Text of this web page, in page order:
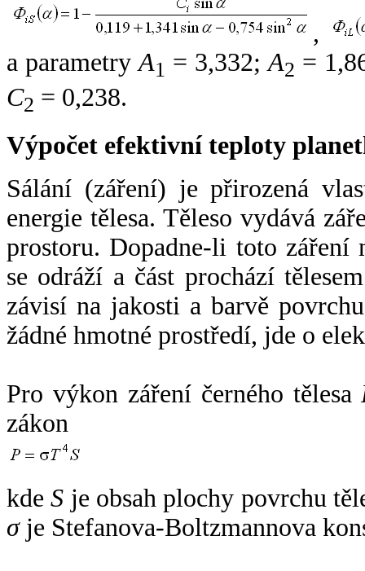
,
a parametryA1 = 3,332;A2 =
C2 = 0,238.
Výpočet efektivní teploty
Sálání (záření) je přirozená
energie tělesa. Těleso vydává
prostoru. Dopadne-li toto záření
se odráží a část prochází
závisí na jakosti a barvě
žádné hmotné prostředí, jde o
Pro výkon záření černého tělesa
zákon
kdeS je obsah plochy povrchu
σje Stefanova-Boltzmannova